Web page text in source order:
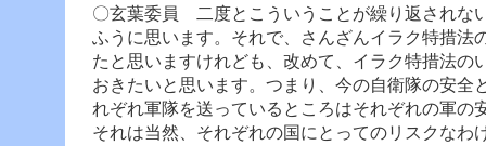
〇玄葉委員 二度とこういうことが繰り返されな
ふうに思います。 それで、さんざんイラク特措法
たと思いますけれども、改めて、イラク特措法の
おきたいと思います。 つまり、今の自衛隊の安全
れぞれ軍隊を送っているところはそれぞれの軍の
それは当然、それぞれの国にとってのリスクなわ